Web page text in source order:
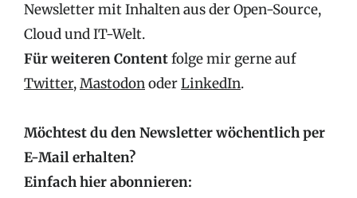
Newsletter mit Inhalten aus der Open-Source,
Cloud und IT-Welt.
Für weiteren Contentfolge mir gerne auf
Twitter,MastodonoderLinkedIn.
Möchtest du den Newsletter wöchentlich per
E-Mail erhalten?
Einfach hier abonnieren: